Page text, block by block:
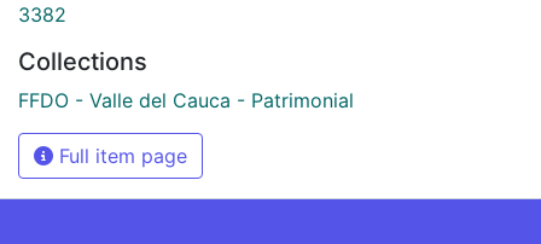
3382
Collections
FFDO - Valle del Cauca - Patrimonial
Full item page